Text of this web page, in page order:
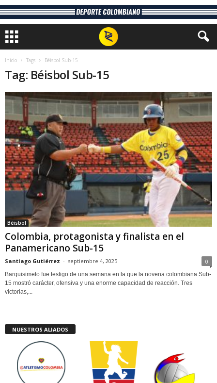
Inicio Tags Béisbol Sub-15
Tag: Béisbol Sub-15
Béisbol
Colombia, protagonista y finalista en el
Panamericano Sub-15
Santiago Gutiérrez - septiembre 4, 2025 0
Barquisimeto fue testigo de una semana en la que la novena colombiana Sub-
15 mostró carácter, ofensiva y una enorme capacidad de reacción. Tres
victorias,...
NUESTROS ALIADOS